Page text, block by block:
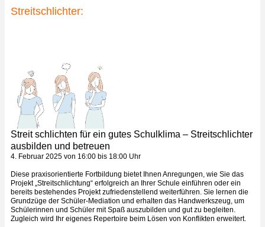
Streitschlichter:
Streit schlichten für ein gutes Schulklima – Streitschlichter
ausbilden und betreuen
4. Februar 2025 von 16:00 bis 18:00‍ Uhr
Diese praxisorientierte Fortbildung bietet Ihnen Anregungen, wie Sie das
Projekt „Streitschlichtung“ erfolgreich an Ihrer Schule einführen oder ein
bereits bestehendes Projekt zufriedenstellend weiterführen. Sie lernen die
Grundzüge der Schüler-Mediation und erhalten das Handwerkszeug, um
Schülerinnen und Schüler mit Spaß auszubilden und gut zu begleiten.
Zugleich wird Ihr eigenes Repertoire beim Lösen von Konflikten erweitert.